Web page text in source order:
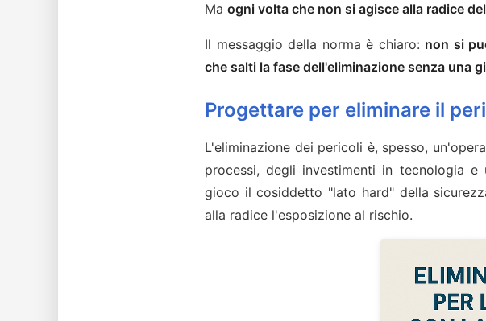
Ma ogni volta che non si agisce alla radice
Il messaggio della norma è chiaro: non si
che salti la fase dell'eliminazione senza una
Progettare per eliminare il
L'eliminazione dei pericoli è, spesso,
processi, degli investimenti in tecnologia
gioco il cosiddetto "lato hard" della
alla radice l'esposizione al rischio.